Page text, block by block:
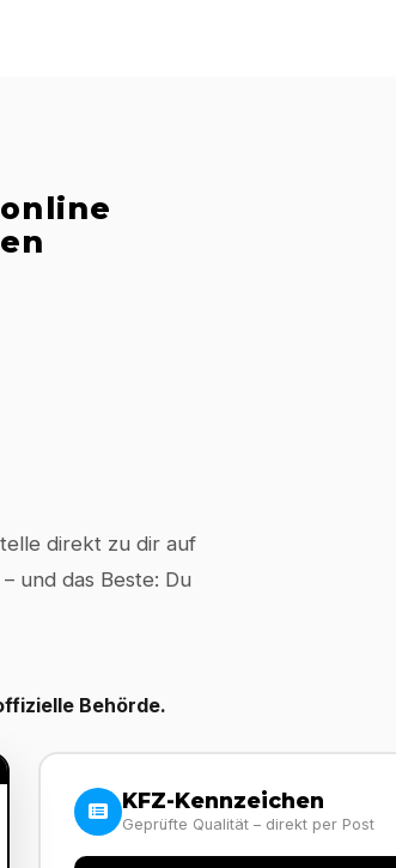
direkt zu dir auf
und das Beste: Du
Behörde.
KFZ-Kennzeichen
Geprüfte Qualität – direkt per Post